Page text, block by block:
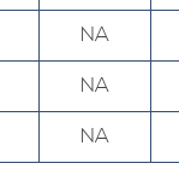
NA
NA
NA